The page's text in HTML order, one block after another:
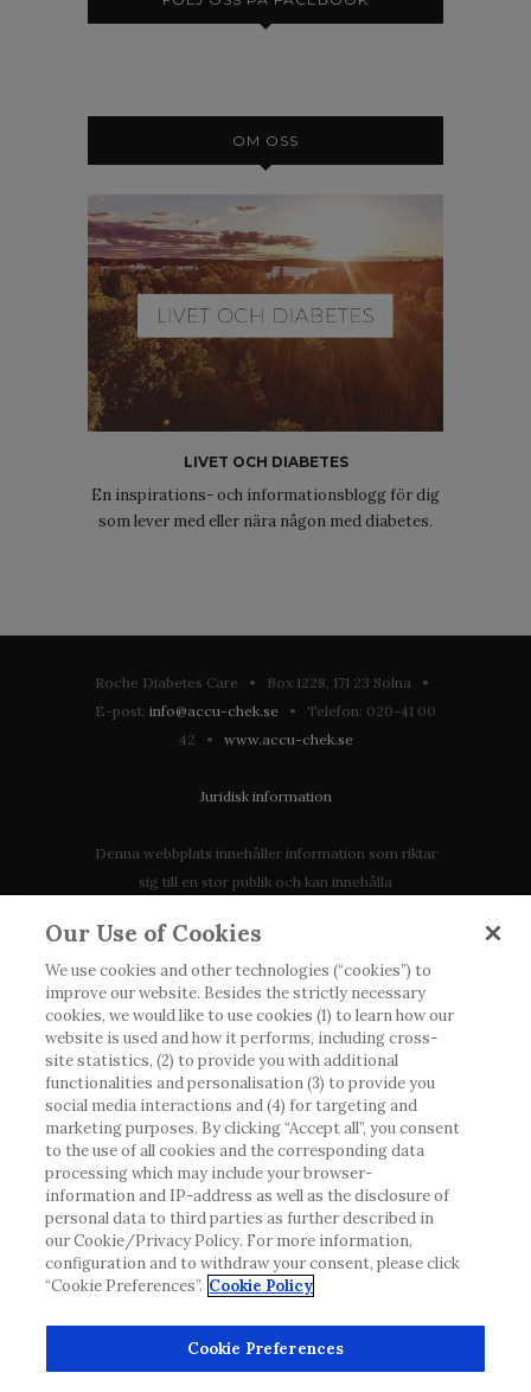
OM OSS
LIVET OCH DIABETES
En inspirations- och informationsblogg för dig
som lever med eller nära någon med diabetes.
Roche Diabetes Care • Box 1228, 171 23 Solna •
E-post: info@accu-chek.se • Telefon: 020-41 00
42 • www.accu-chek.se
Juridisk information
Denna webbplats innehåller information som riktar
sig till en stor publik och kan innehålla
tillgänglig eller giltig i ditt land. Vänligen observera
att vi inte tar något ansvar för information som
eventuellt inte uppfyller någon gällande rättslig
process, förordning, registrering eller användning i
landet där du bor.
Roche har inte alltid möjlighet att kvalitetssäkra
andras inlägg, men kommer att ta bort vilseledande
eller olämpliga inlägg i möjligaste mån. Vi har inget
ansvar för innehållet på externa webbplatser som
det länkas till. Kopiering av material från denna
webbplats för användning någon annanstans är inte
tillåtet utan överenskommelse. Webbplatsen säljer
Our Use of Cookies
We use cookies and other technologies (“cookies”) to
improve our website. Besides the strictly necessary
cookies, we would like to use cookies (1) to learn how our
website is used and how it performs, including cross-
site statistics, (2) to provide you with additional
functionalities and personalisation (3) to provide you
social media interactions and (4) for targeting and
marketing purposes. By clicking “Accept all”, you consent
to the use of all cookies and the corresponding data
processing which may include your browser-
information and IP-address as well as the disclosure of
personal data to third parties as further described in
our Cookie/Privacy Policy. For more information,
configuration and to withdraw your consent, please click
“Cookie Preferences”. Cookie Policy
Cookie Preferences